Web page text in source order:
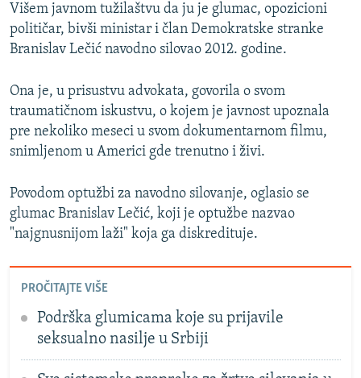
Višem javnom tužilaštvu da ju je glumac, opozicioni
političar, bivši ministar i član Demokratske stranke
Branislav Lečić navodno silovao 2012. godine.
Ona je, u prisustvu advokata, govorila o svom
traumatičnom iskustvu, o kojem je javnost upoznala
pre nekoliko meseci u svom dokumentarnom filmu,
snimljenom u Americi gde trenutno i živi.
Povodom optužbi za navodno silovanje, oglasio se
glumac Branislav Lečić, koji je optužbe nazvao
"najgnusnijom laži" koja ga diskredituje.
PROČITAJTE VIŠE
Podrška glumicama koje su prijavile
seksualno nasilje u Srbiji